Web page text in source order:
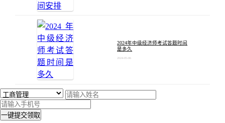
2024年中级经济师考试答题时间
是多久
2024-05-06
一键提交领取